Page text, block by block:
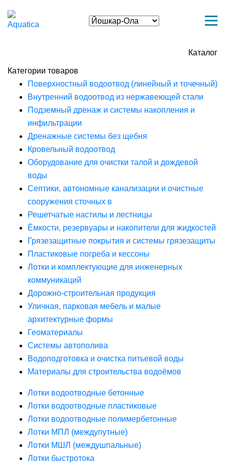
Каталог
Категории товаров
Поверхностный водоотвод (линейный и точечный)
Внутренний водоотвод из нержавеющей стали
Подземный дренаж и системы накопления и
инфильтрации
Дренажные системы без щебня
Кровельный водоотвод
Оборудование для очистки талой и дождевой
воды
Септики, автономные канализации и очистные
сооружения сточных в
Решетчатые настилы и лестницы
Ёмкости, резервуары и накопители для жидкостей
Грязезащитные покрытия и системы грязезащиты
Пластиковые погреба и кессоны
Лотки и комплектующие для инженерных
коммуникаций
Дорожно-строительная продукция
Уличная, парковая мебель и малые
архитектурные формы
Геоматериалы
Системы автополива
Водоподготовка и очистка питьевой воды
Материалы для строительства водоёмов
Лотки водоотводные бетонные
Лотки водоотводные пластиковые
Лотки водоотводные полимербетонные
Лотки МПЛ (междупутные)
Лотки МШЛ (междушпальные)
Лотки быстротока